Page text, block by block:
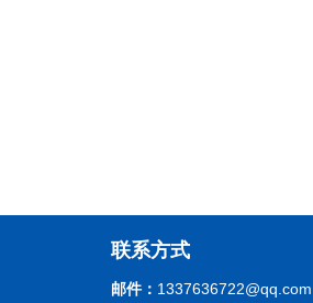
联系方式
邮件： 1337636722@qq.com